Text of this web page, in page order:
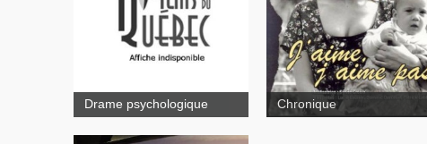
Drame psychologique Chronique